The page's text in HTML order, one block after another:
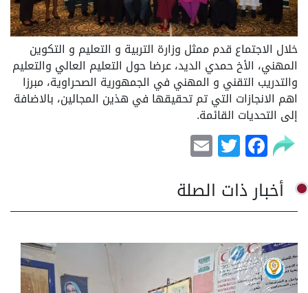
خلال الاجتماع قدم ممثل وزارة التربية و التعليم و التكوين
المهني، الأخ حمدي الديد، عرضا حول التعليم العالي والتعليم
والتدريب التقني و المهني في الجمهورية الصحراوية، مبرزا
اهم الانجازات التي تم تحقيقها في هذين المجالين، بالاضافة
إلى التحديات القائمة.
Facebook
Twitter
أخبار ذات الصلة